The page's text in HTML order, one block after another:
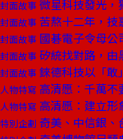
封面故事 微星科技發光，
封面故事 苦熬十二年，
封面故事 國碁電子令母
封面故事 矽統找對路，由
封面故事 錸德科技以「敢
人物特寫 高清愿：千萬不
人物特寫 高清愿：建立形
特別企劃 奇美、中信銀、